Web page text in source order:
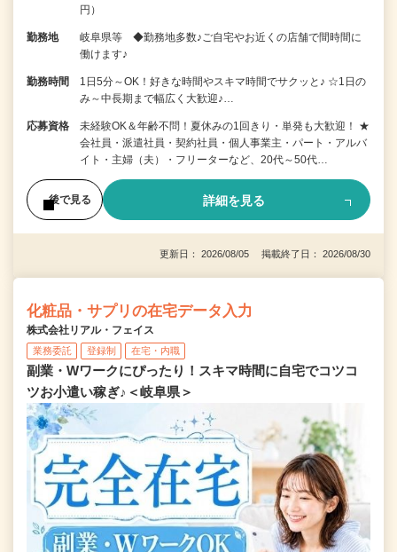
円）
勤務地
岐阜県等 ◆勤務地多数♪ご自宅やお近くの店舗で間時間に
働けます♪
勤務時間
1日5分～OK！好きな時間やスキマ時間でサクッと♪ ☆1日の
み～中長期まで幅広く大歓迎♪…
応募資格
未経験OK＆年齢不問！夏休みの1回きり・単発も大歓迎！ ★
会社員・派遣社員・契約社員・個人事業主・パート・アルバ
イト・主婦（夫）・フリーターなど、20代～50代…
後で見る 詳細を見る
更新日： 2026/08/05 掲載終了日： 2026/08/30
化粧品・サプリの在宅データ入力
株式会社リアル・フェイス
業務委託 登録制 在宅・内職
副業・Wワークにぴったり！スキマ時間に自宅でコツコ
ツお小遣い稼ぎ♪＜岐阜県＞